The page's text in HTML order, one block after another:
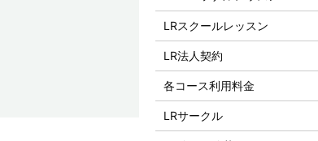
LRスクールレッスン
LR法人契約
各コース利用料金
LRサークル